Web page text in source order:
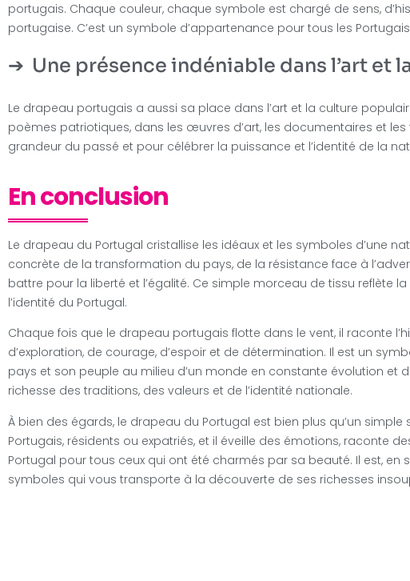
portugais. Chaque couleur, chaque symbole est chargé de sens,
portugaise. C’est un symbole d’appartenance pour tous les
Une présence indéniable dans l’art et
Le drapeau portugais a aussi sa place dans l’art et la culture
poèmes patriotiques, dans les œuvres d’art, les documentaires et les
grandeur du passé et pour célébrer la puissance et l’identité de la
En conclusion
Le drapeau du Portugal cristallise les idéaux et les symboles d’une
concrète de la transformation du pays, de la résistance face à
battre pour la liberté et l’égalité. Ce simple morceau de tissu reflète
l’identité du Portugal.
Chaque fois que le drapeau portugais flotte dans le vent, il raconte
d’exploration, de courage, d’espoir et de détermination. Il est un
pays et son peuple au milieu d’un monde en constante évolution et
richesse des traditions, des valeurs et de l’identité nationale.
À bien des égards, le drapeau du Portugal est bien plus qu’un
Portugais, résidents ou expatriés, et il éveille des émotions, raconte
Portugal pour tous ceux qui ont été charmés par sa beauté. Il est,
symboles qui vous transporte à la découverte de ses richesses